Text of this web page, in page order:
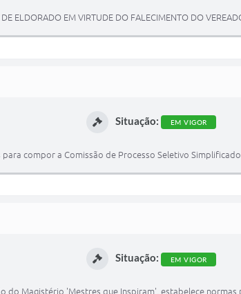
ELDORADO EM VIRTUDE DO FALECIMENTO DO
Situação: EM VIGOR
compor a Comissão de Processo Seletivo
Situação: EM VIGOR
do Magistério 'Mestres que Inspiram', estabelece